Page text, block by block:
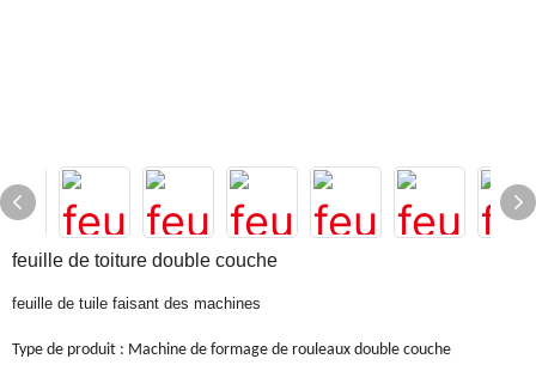
feuille de toiture double couche
feuille de tuile faisant des machines
Type de produit : Machine de formage de rouleaux double couche